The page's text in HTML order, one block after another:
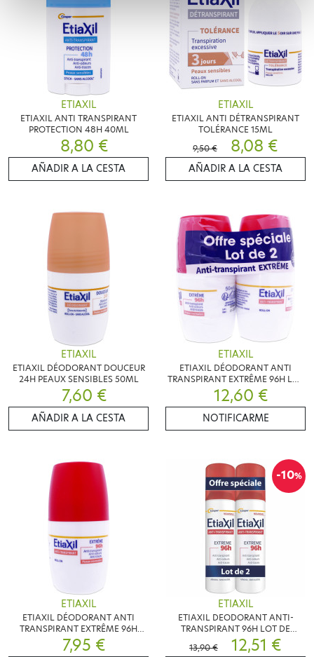
ETIAXIL
ETIAXIL ANTI TRANSPIRANT
PROTECTION 48H 40ML
8,80 €
AÑADIR A LA CESTA
ETIAXIL
ETIAXIL ANTI DÉTRANSPIRANT
TOLÉRANCE 15ML
9,50 €
8,08 €
AÑADIR A LA CESTA
ETIAXIL
ETIAXIL DÉODORANT DOUCEUR
24H PEAUX SENSIBLES 50ML
7,60 €
AÑADIR A LA CESTA
ETIAXIL
ETIAXIL DÉODORANT ANTI
TRANSPIRANT EXTRÊME 96H LOT
DE 2X50ML
12,60 €
NOTIFICARME
ETIAXIL
ETIAXIL DÉODORANT ANTI
TRANSPIRANT EXTRÊME 96H
50ML
7,95 €
-10%
ETIAXIL
ETIAXIL DEODORANT ANTI-
TRANSPIRANT 96H LOT DE
2X150ML
13,90 € 12,51 €